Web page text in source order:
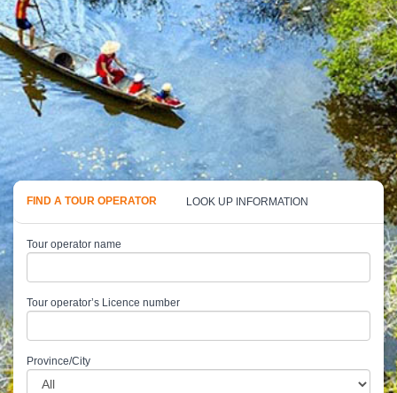
FIND A TOUR OPERATOR LOOK UP INFORMATION
Tour operator name
Tour operator’s Licence number
Province/City